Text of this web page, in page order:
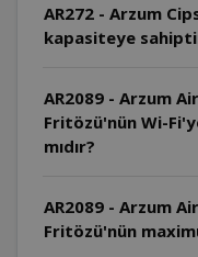
AR272 - Arzum Cipsco Fritöz kaç litrelik
kapasiteye
AR2089 - Arzum
Fritözü'nün Wi-
mıdır?
AR2089 - Arzum Airchef Sıcak Hava
Fritözü'nün